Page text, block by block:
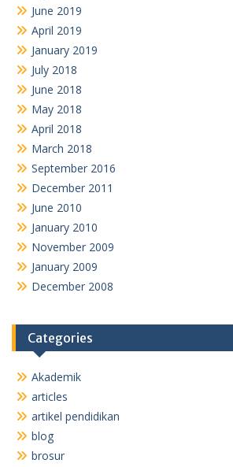
June 2019
April 2019
January 2019
July 2018
June 2018
May 2018
April 2018
March 2018
September 2016
December 2011
June 2010
January 2010
November 2009
January 2009
December 2008
Categories
Akademik
articles
artikel pendidikan
blog
brosur